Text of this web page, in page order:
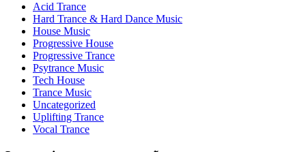
Acid Trance
Hard Trance & Hard Dance Music
House Music
Progressive House
Progressive Trance
Psytrance Music
Tech House
Trance Music
Uncategorized
Uplifting Trance
Vocal Trance